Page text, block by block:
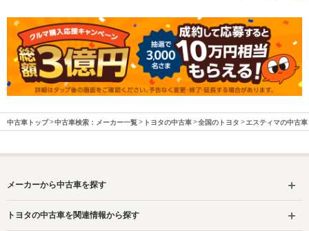
中古車トップ 中古車検索：メーカー一覧 トヨタの中古車 全国のトヨタ エスティマの中古車
メーカーから中古車を探す
トヨタの中古車を関連情報から探す